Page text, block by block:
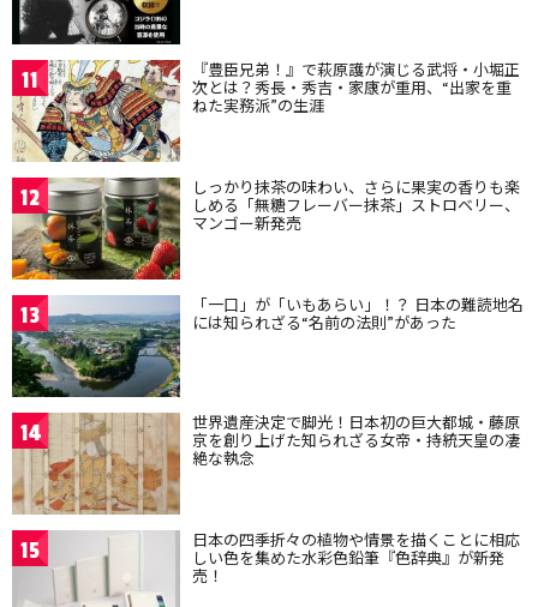
11 『豊臣兄弟！』で萩原護が演じる武将・小堀正
次とは？秀長・秀吉・家康が重用、“出家を重
ねた実務派”の生涯
12 しっかり抹茶の味わい、さらに果実の香りも楽
しめる「無糖フレーバー抹茶」ストロベリー、
マンゴー新発売
13 「一口」が「いもあらい」！？ 日本の難読地名
には知られざる“名前の法則”があった
14 世界遺産決定で脚光！日本初の巨大都城・藤原
京を創り上げた知られざる女帝・持統天皇の凄
絶な執念
15 日本の四季折々の植物や情景を描くことに相応
しい色を集めた水彩色鉛筆『色辞典』が新発
売！